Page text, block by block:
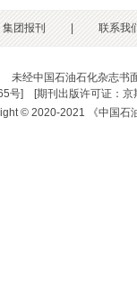
集团报刊 | 联系我
未经中国石油石化杂志书
号] [期刊出版许可证：
© 2020-2021 《中国石